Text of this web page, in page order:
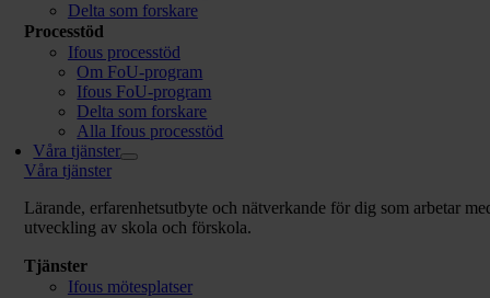
Delta som forskare
Processtöd
Ifous processtöd
Om FoU-program
Ifous FoU-program
Delta som forskare
Alla Ifous processtöd
Våra tjänster
Våra tjänster
Lärande, erfarenhetsutbyte och nätverkande för dig som arbetar
utveckling av skola och förskola.
Tjänster
Ifous mötesplatser